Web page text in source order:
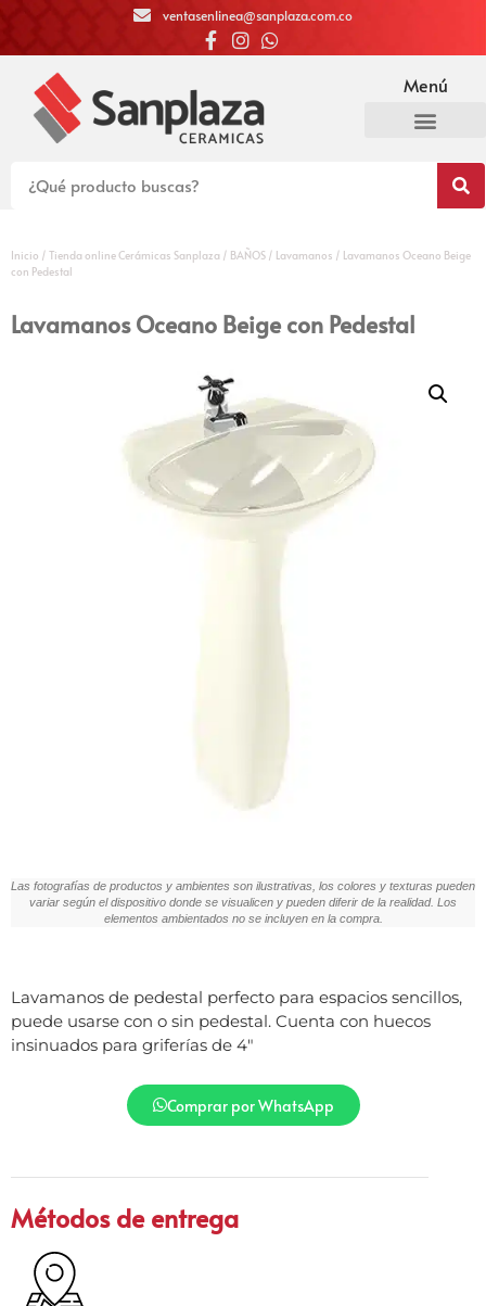
ventasenlinea@sanplaza.com.co
Menú
Inicio / Tienda online Cerámicas Sanplaza / BAÑOS / Lavamanos / Lavamanos Oceano Beige
con Pedestal
Lavamanos Oceano Beige con Pedestal
Las fotografías de productos y ambientes son ilustrativas, los colores y texturas pueden
variar según el dispositivo donde se visualicen y pueden diferir de la realidad. Los
elementos ambientados no se incluyen en la compra.
Lavamanos de pedestal perfecto para espacios sencillos,
puede usarse con o sin pedestal. Cuenta con huecos
insinuados para griferías de 4″
Comprar por WhatsApp
Métodos de entrega